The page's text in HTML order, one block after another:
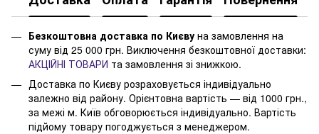
Безкоштовна доставка по Києву на замовлення на
суму від 25 000 грн. Виключення безкоштовної доставки:
АКЦІЙНІ ТОВАРИ та замовлення зі знижкою.
Доставка по Києву розраховується індивідуально
залежно від району. Орієнтовна вартість — від 1000 грн.,
за межі м. Київ обговорюється індивідуально. Вартість
підйому товару погоджується з менеджером.